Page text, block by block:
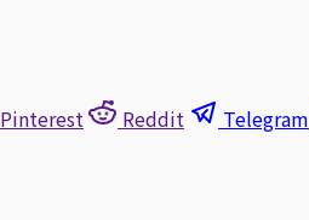
Pinterest Reddit Telegram